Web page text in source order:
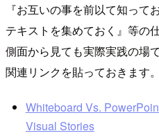
『お互いの事を前以て知って
テキストを集めておく』等の
側面から見ても実際実践の場
関連リンクを貼っておきます。
Whiteboard Vs.
Visual Stories